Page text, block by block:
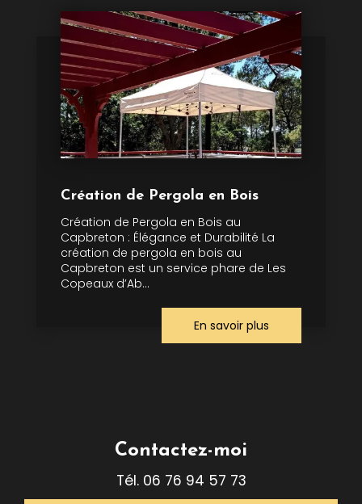
Création de Pergola en Bois
Création de Pergola en Bois au
Capbreton : Élégance et Durabilité La
création de pergola en bois au
Capbreton est un service phare de Les
Copeaux d’Ab...
En savoir plus
Contactez-moi
Tél. 06 76 94 57 73